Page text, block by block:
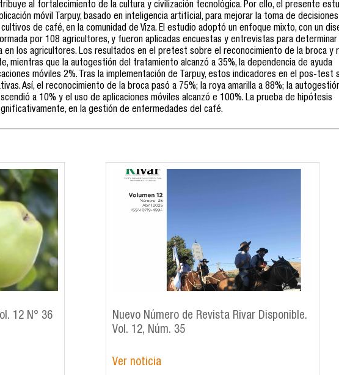
al fortalecimiento de la cultura y civilización tecnológica. Por ello, el presente
móvil Tarpuy, basado en inteligencia artificial, para mejorar la toma de
de café, en la comunidad de Viza. El estudio adoptó un enfoque mixto, con un
por 108 agricultores, y fueron aplicadas encuestas y entrevistas para determinar
en los agricultores. Los resultados en el pretest sobre el reconocimiento de la broca y
mientras que la autogestión del tratamiento alcanzó a 35%, la dependencia de ayuda
móviles 2%. Tras la implementación de Tarpuy, estos indicadores en el pos-test
Así, el reconocimiento de la broca pasó a 75%; la roya amarilla a 88%; la
a 10% y el uso de aplicaciones móviles alcanzó e 100%. La prueba de hipótesis
en la gestión de enfermedades del café.
12 N° 36
Nuevo Número de Revista Rivar Disponible.
Vol. 12, Núm. 35
Ver noticia